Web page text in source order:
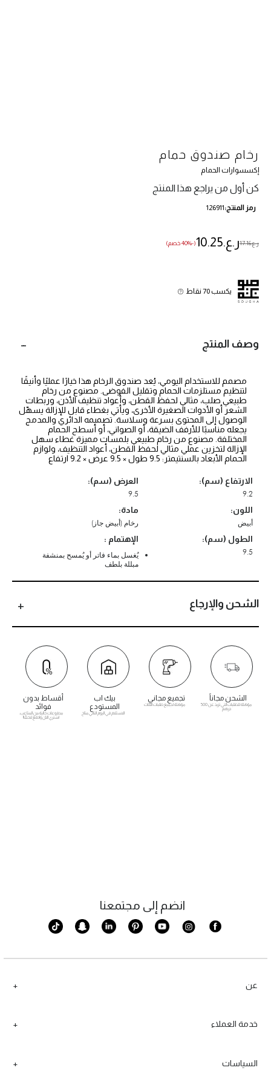
رخام صندوق حمام
إكسسوارات الحمام
كن أول من يراجع هذا المنتج
رمز المنتج 126911
ر.ع.‏10.25 (-40% خصم) ر.ع.‏17.16
يكسب 70 نقاط
وصف المنتج
مصمم للاستخدام اليومي، يُعد صندوق الرخام هذا خيارًا عمليًا وأنيقًا
لتنظيم مستلزمات الحمام وتقليل الفوضى. مصنوع من رخام
طبيعي صلب، مثالي لحفظ القطن، وأعواد تنظيف الأذن، وربطات
الشعر أو الأدوات الصغيرة الأخرى، ويأتي بغطاء قابل للإزالة يسهّل
الوصول إلى المحتوى بسرعة وسلاسة. تصميمه الدائري والمدمج
يجعله مناسبًا للأرفف الضيقة، أو الصواني، أو أسطح الحمام
المختلفة. مصنوع من رخام طبيعي بلمسات مميزة غطاء سهل
الإزالة لتخزين عملي مثالي لحفظ القطن، أعواد التنظيف، ولوازم
الحمام الأبعاد بالسنتيمتر: 9.5 طول × 9.5 عرض × 9.2 ارتفاع
الارتفاع (سم):
9.2
العرض (سم):
9.5
اللون:
أبيض
مادة:
رخام (أبيض جاز)
الطول (سم):
9.5
الإهتمام :
يُغسل بماء فاتر أو يُمسح بمنشفة
مبللة بلطف
الشحن والإرجاع
الشحن مجاناً
مؤهلة للطلبات التي تزيد عن 500
درهم
تجميع مجاني
مؤهلة لجميع طلبات الأثاث
بيك اب
المستودع
الاستلام في اليوم التالي متاح
أقساط بدون
فوائد
مدفوعات خالية من المتاعب.
اشتري الآن وادفع لاحقًا!
عن
خدمة العملاء
السياسات
انضم إلى مجتمعنا